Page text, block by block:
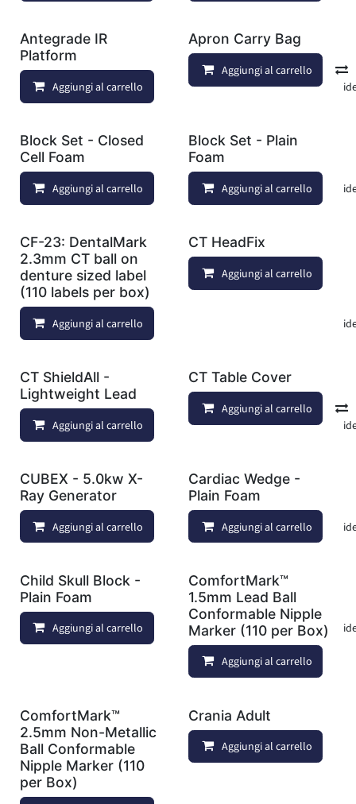
Antegrade IR
Platform
Aggiungi al carrello Aggiungi alla lista dei
Apron Carry Bag
Aggiungi al carrello
Block Set - Closed
Cell Foam
Aggiungi al carrello Aggiungi alla lista dei
Block Set - Plain
Foam
Aggiungi al carrello
CF-23: DentalMark
2.3mm CT ball on
denture sized label
(110 labels per box)
Aggiungi al carrello Aggiungi alla lista dei
CT HeadFix
Aggiungi al carrello
CT ShieldAll -
Lightweight Lead
Aggiungi al carrello Aggiungi alla lista dei
CT Table Cover
Aggiungi al carrello
CUBEX - 5.0kw X-
Ray Generator
Aggiungi al carrello Aggiungi alla lista dei
Cardiac Wedge -
Plain Foam
Aggiungi al carrello
Child Skull Block -
Plain Foam
Aggiungi al carrello Aggiungi alla lista dei
ComfortMark™
1.5mm Lead Ball
Conformable Nipple
Marker (110 per Box)
Aggiungi al carrello
ComfortMark™
2.5mm Non-Metallic
Ball Conformable
Nipple Marker (110
per Box)
Crania Adult
Aggiungi al carrello